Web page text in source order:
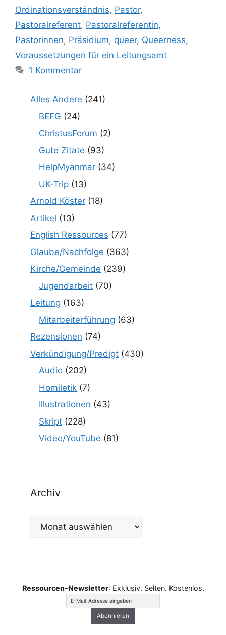
Ordinationsverständnis, Pastor,
Pastoralreferent, Pastoralreferentin,
Pastorinnen, Präsidium, queer, Queerness,
Voraussetzungen für ein Leitungsamt
1 Kommentar
Alles Andere (241)
BEFG (24)
ChristusForum (2)
Gute Zitate (93)
HelpMyanmar (34)
UK-Trip (13)
Arnold Köster (18)
Artikel (13)
English Ressources (77)
Glaube/Nachfolge (363)
Kirche/Gemeinde (239)
Jugendarbeit (70)
Leitung (163)
Mitarbeiterführung (63)
Rezensionen (74)
Verkündigung/Predigt (430)
Audio (202)
Homiletik (7)
Illustrationen (43)
Skript (228)
Video/YouTube (81)
Archiv
Archiv
Ressourcen-Newsletter: Exklusiv. Selten. Kostenlos.